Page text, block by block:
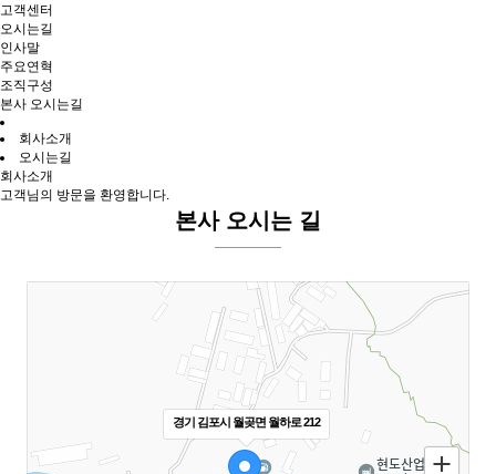
고객센터
오시는길
인사말
주요연혁
조직구성
본사 오시는길
회사소개
오시는길
회사소개
고객님의 방문을 환영합니다.
본사 오시는 길
경기 김포시 월곶면 월하로 212